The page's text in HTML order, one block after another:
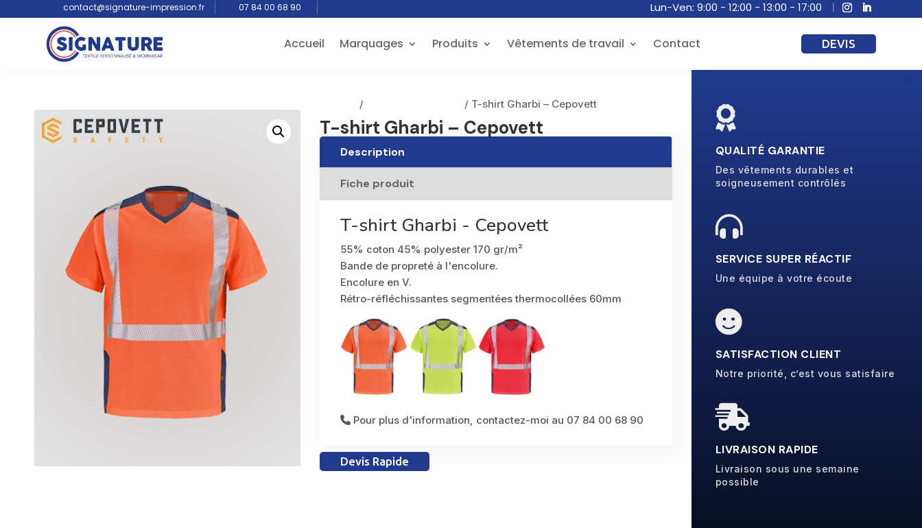
contact@signature-impression.fr 07 84 00 68 90 Lun-Ven: 9:00 - 12:00 - 13:00 - 17:00
Accueil Marquages Produits Vêtements de travail Contact DEVIS
/ / T-shirt Gharbi – Cepovett
T-shirt Gharbi – Cepovett
Description
Fiche produit
T-shirt Gharbi - Cepovett
55% coton 45% polyester 170 gr/m²
Bande de propreté à l'encolure.
Encolure en V.
Rétro-réfléchissantes segmentées thermocollées 60mm
Pour plus d'information, contactez-moi au 07 84 00 68 90
Devis Rapide

QUALITÉ GARANTIE
Des vêtements durables et
soigneusement contrôlés

SERVICE SUPER RÉACTIF
Une équipe à votre écoute

SATISFACTION CLIENT
Notre priorité, c’est vous satisfaire

LIVRAISON RAPIDE
Livraison sous une semaine
possible